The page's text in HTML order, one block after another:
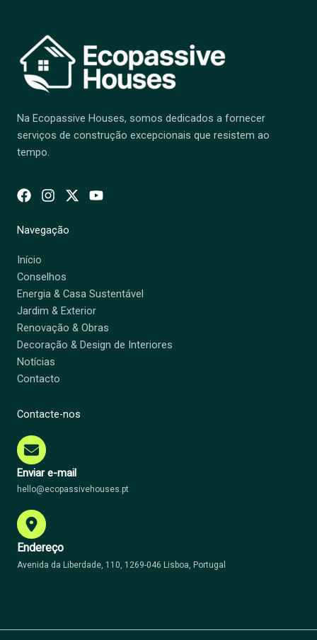
Na Ecopassive Houses, somos dedicados a fornecer
serviços de construção excepcionais que resistem ao
tempo.
Navegação
Início
Conselhos
Energia & Casa Sustentável
Jardim & Exterior
Renovação & Obras
Decoração & Design de Interiores
Notícias
Contacto
Contacte-nos
Enviar e-mail
hello@ecopassivehouses.pt
Endereço
Avenida da Liberdade, 110, 1269-046 Lisboa, Portugal